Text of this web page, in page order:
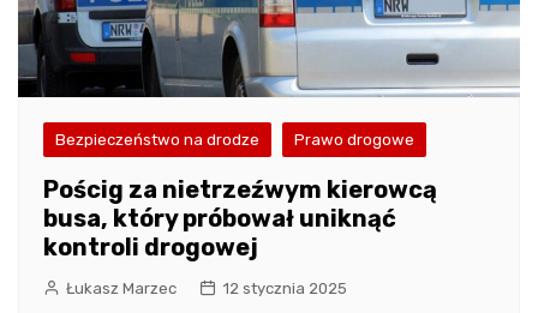
Bezpieczeństwo na drodze Prawo drogowe
Pościg za nietrzeźwym kierowcą
busa, który próbował uniknąć
kontroli drogowej
Łukasz Marzec 12 stycznia 2025